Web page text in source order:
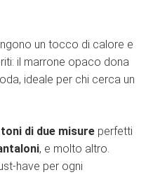
un tocco di calore e
il marrone opaco dona
ideale per chi cerca un
di due misure perfetti
, e molto altro.
have per ogni